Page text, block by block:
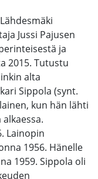
Jussi Pajusen
ja
2015. Tutustu
alta
Sippola (synt.
kun hän lähti
Lainopin
1956. Hänelle
1959. Sippola oli